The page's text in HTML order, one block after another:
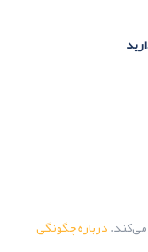
درباره چگونگی